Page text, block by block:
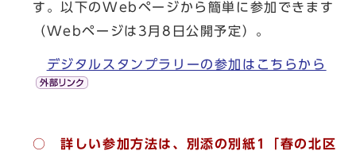
す。以下のWebページから簡単に参加できます
（Webページは3月8日公開予定）。
デジタルスタンプラリーの参加はこちらから
○ 詳しい参加方法は、別添の別紙1「春の北区